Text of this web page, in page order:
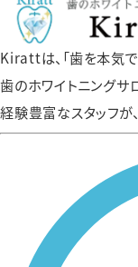
Kirattは、「歯を本気
歯のホワイトニングサロ
経験豊富なスタッフが